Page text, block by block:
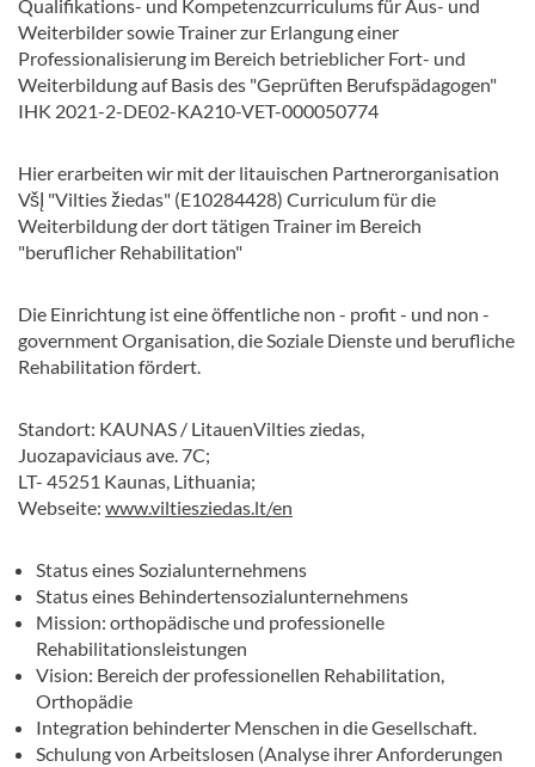
Qualifikations- und Kompetenzcurriculums für Aus- und
Weiterbilder sowie Trainer zur Erlangung einer
Professionalisierung im Bereich betrieblicher Fort- und
Weiterbildung auf Basis des "Geprüften Berufspädagogen"
IHK 2021-2-DE02-KA210-VET-000050774
Hier erarbeiten wir mit der litauischen Partnerorganisation
VšĮ "Vilties žiedas" (E10284428) Curriculum für die
Weiterbildung der dort tätigen Trainer im Bereich
"beruflicher Rehabilitation"
Die Einrichtung ist eine öffentliche non - profit - und non -
government Organisation, die Soziale Dienste und berufliche
Rehabilitation fördert.
Standort: KAUNAS / LitauenVilties ziedas,
Juozapaviciaus ave. 7C;
LT- 45251 Kaunas, Lithuania;
Webseite: www.viltiesziedas.lt/en
Status eines Sozialunternehmens
Status eines Behindertensozialunternehmens
Mission: orthopädische und professionelle
Rehabilitationsleistungen
Vision: Bereich der professionellen Rehabilitation,
Orthopädie
Integration behinderter Menschen in die Gesellschaft.
Schulung von Arbeitslosen (Analyse ihrer Anforderungen